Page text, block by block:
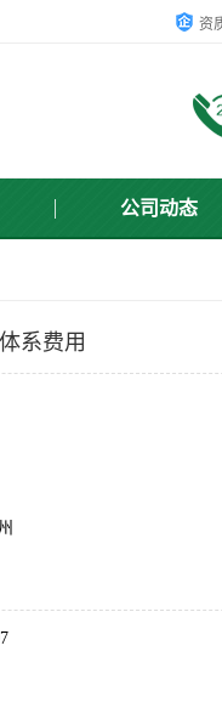
资
公司动态
系费用